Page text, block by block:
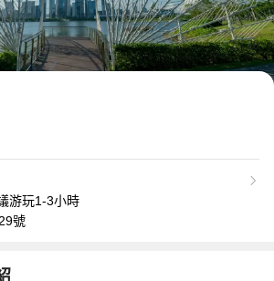
2/20
游玩1-3小時
號